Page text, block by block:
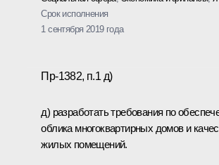
Срок исполнения
1 сентября 2019 года
Пр-1382, п.1 д)
д) разработать требования по
облика многоквартирных домов и
жилых помещений.